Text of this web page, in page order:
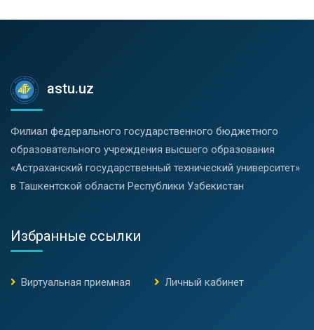
astu.uz
Филиал федерального государственного бюджетного
образовательного учреждения высшего образования
«Астраханский государственный технический университет»
в Ташкентской области Республики Узбекистан
Избранные ссылки
Виртуальная приемная Личный кабинет